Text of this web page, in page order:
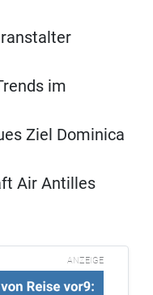
im
Ziel Dominica
Air Antilles
ANZEIGE